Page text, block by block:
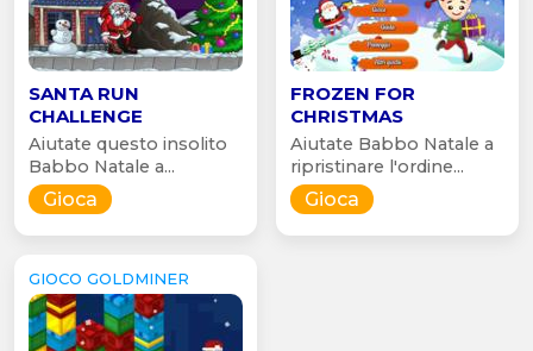
SANTA RUN
CHALLENGE
Aiutate questo insolito
Babbo Natale a...
Gioca
FROZEN FOR
CHRISTMAS
Aiutate Babbo Natale a
ripristinare l'ordine...
Gioca
GIOCO GOLDMINER